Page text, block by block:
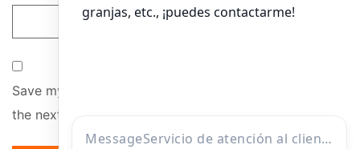
Save my name, email, and website in this browser for
the next time I comment.